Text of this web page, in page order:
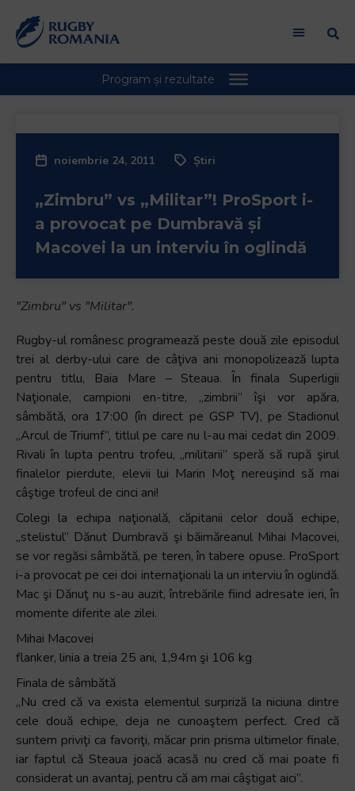
noiembrie 24, 2011 Știri
„Zimbru” vs „Militar”! ProSport i-
a provocat pe Dumbravă şi
Macovei la un interviu în oglindă
"Zimbru" vs "Militar".
Rugby-ul românesc programează peste două zile episodul
trei al derby-ului care de câţiva ani monopolizează lupta
pentru titlu, Baia Mare – Steaua. În finala Superligii
Naţionale, campioni en-titre, „zimbrii” îşi vor apăra,
sâmbătă, ora 17:00 (în direct pe GSP TV), pe Stadionul
„Arcul de Triumf”, titlul pe care nu l-au mai cedat din 2009.
Rivali în lupta pentru trofeu, „militarii” speră să rupă şirul
finalelor pierdute, elevii lui Marin Moţ nereuşind să mai
câştige trofeul de cinci ani!
Colegi la echipa naţională, căpitanii celor două echipe,
„stelistul” Dănut Dumbravă şi băimăreanul Mihai Macovei,
se vor regăsi sâmbătă, pe teren, în tabere opuse. ProSport
i-a provocat pe cei doi internaţionali la un interviu în oglindă.
Mac şi Dănuţ nu s-au auzit, întrebările fiind adresate ieri, în
momente diferite ale zilei.
Mihai Macovei
flanker, linia a treia 25 ani, 1,94m şi 106 kg
Finala de sâmbătă
„Nu cred că va exista elementul surpriză la niciuna dintre
cele două echipe, deja ne cunoaştem perfect. Cred că
suntem priviţi ca favoriţi, măcar prin prisma ultimelor finale,
iar faptul că Steaua joacă acasă nu cred că mai poate fi
considerat un avantaj, pentru că am mai câştigat aici”.